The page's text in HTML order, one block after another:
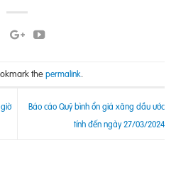
thepermalink.
Báo cáo Quỹ bình ổn giá xăng dầu ước
tính đến ngày 27/03/2024